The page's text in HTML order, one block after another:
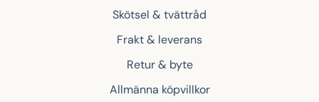
Skötsel & tvättråd
Frakt & leverans
Retur & byte
Allmänna köpvillkor